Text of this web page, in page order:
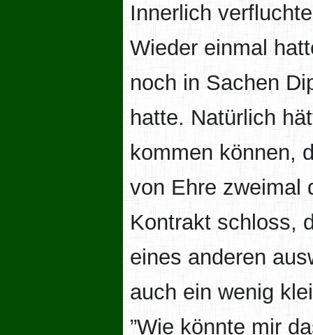
Innerlich
Wieder einmal
noch in Sachen
hatte. Natürlich
kommen können,
von Ehre zweimal
Kontrakt schloss,
eines anderen
auch ein wenig
”Wie könnte mir